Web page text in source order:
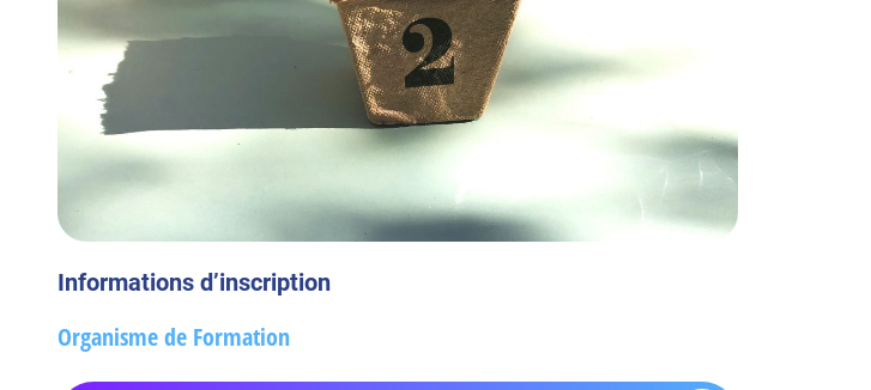
Informations d’inscription
Organisme de Formation